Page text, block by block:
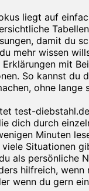
liegt auf
damit du
mehr wissen
mit
So kannst du
ohne lange
test-
dich durch
Minuten
viele Situationen
als persönliche
hilfreich, wenn
wenn du gern